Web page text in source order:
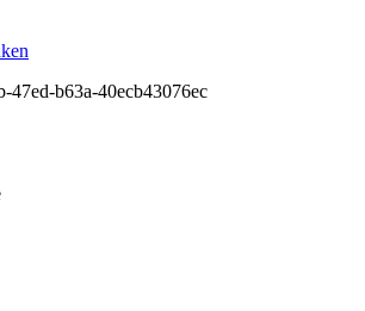
47ed-b63a-40ecb43076ec